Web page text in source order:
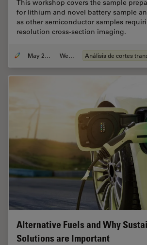
This workshop covers the sample
for lithium and novel battery sample
as other semiconductor samples
resolution cross-section imaging.
May 25, 2023 Webinar
Alternative Fuels and Why
Solutions are Important